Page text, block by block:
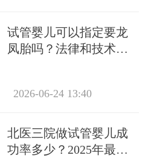
试管婴儿可以指定要龙
凤胎吗？法律和技术层
2026-06-24 13:40
北医三院做试管婴儿成
功率多少？2025年最新